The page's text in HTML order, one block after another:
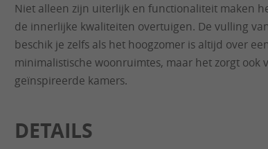
Niet alleen zijn uiterlijk en functionaliteit maken
de innerlijke kwaliteiten overtuigen. De vulling
beschik je zelfs als het hoogzomer is altijd over
minimalistische woonruimtes, maar het zorgt ook
geïnspireerde kamers.
DETAILS